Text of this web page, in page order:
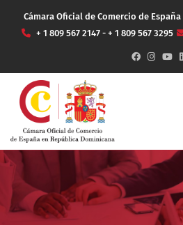
Cámara Oficial de Comercio de
+ 1 809 567 2147 - + 1 809 567 3295